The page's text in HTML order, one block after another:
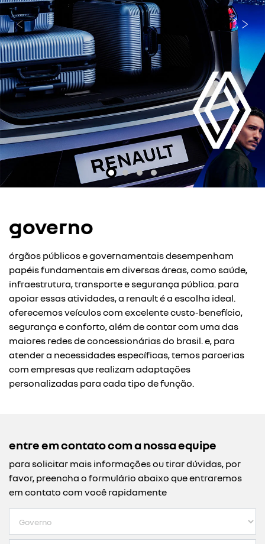
templates.template-
governo
órgãos públicos e governamentais desempenham
papéis fundamentais em diversas áreas, como saúde,
infraestrutura, transporte e segurança pública. para
apoiar essas atividades, a renault é a escolha ideal.
oferecemos veículos com excelente custo-benefício,
segurança e conforto, além de contar com uma das
maiores redes de concessionárias do brasil. e, para
atender a necessidades específicas, temos parcerias
com empresas que realizam adaptações
personalizadas para cada tipo de função.
entre em contato com a nossa equipe
para solicitar mais informações ou tirar dúvidas, por
favor, preencha o formulário abaixo que entraremos
em contato com você rapidamente